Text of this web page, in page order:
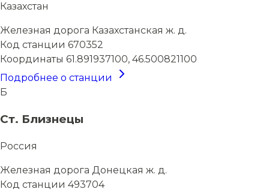
Казахстан
Железная дорога Казахстанская ж. д.
Код станции 670352
Координаты 61.891937100, 46.500821100
Подробнее о станции
Б
Ст. Близнецы
Россия
Железная дорога Донецкая ж. д.
Код станции 493704